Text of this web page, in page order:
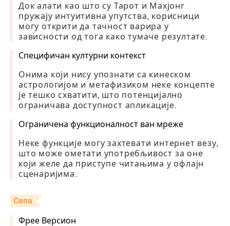
Док алати као што су Тарот и Махјонг
пружају интуитивна упутства, корисници
могу открити да тачност варира у
зависности од тога како тумаче резултате.
Специфичан културни контекст
Онима који нису упознати са кинеском
астрологијом и метафизиком неке концепте
је тешко схватити, што потенцијално
ограничава доступност апликације.
Ограничена функционалност ван мреже
Неке функције могу захтевати интернет везу,
што може ометати употребљивост за оне
који желе да приступе читањима у офлајн
сценаријима.
Cena
Фрее Версион